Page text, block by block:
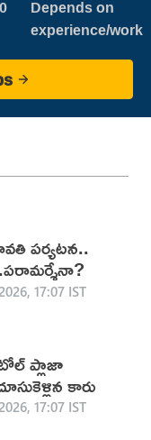
Depends on
experience/work
పర్యటన..
17:07 IST
ప్లాజా
కారు
17:07 IST